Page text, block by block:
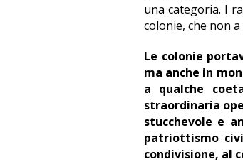
una categoria. I
colonie, che non
Le colonie
ma anche in
a qualche
straordinaria
stucchevole e
patriottismo
condivisione, al